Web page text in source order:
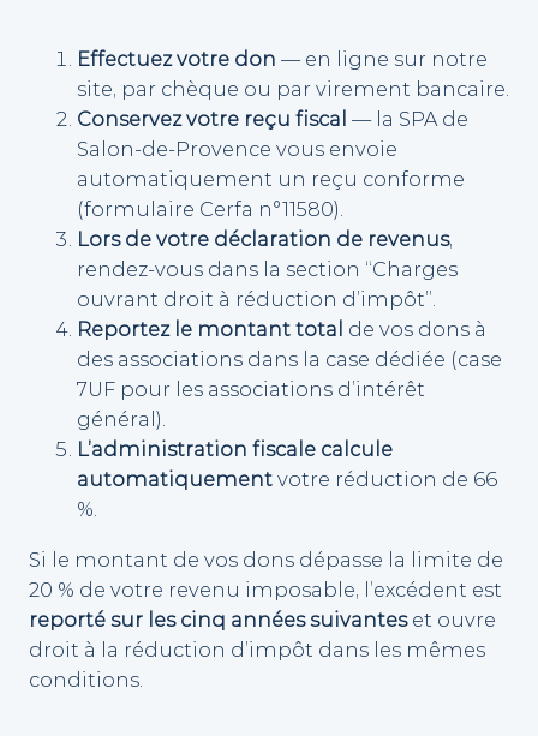
Effectuez votre don — en ligne sur notre
site, par chèque ou par virement bancaire.
Conservez votre reçu fiscal — la SPA de
Salon-de-Provence vous envoie
automatiquement un reçu conforme
(formulaire Cerfa n°11580).
Lors de votre déclaration de revenus,
rendez-vous dans la section “Charges
ouvrant droit à réduction d’impôt”.
Reportez le montant total de vos dons à
des associations dans la case dédiée (case
7UF pour les associations d’intérêt
général).
L’administration fiscale calcule
automatiquement votre réduction de 66
%.
Si le montant de vos dons dépasse la limite de
20 % de votre revenu imposable, l’excédent est
reporté sur les cinq années suivanteset ouvre
droit à la réduction d’impôt dans les mêmes
conditions.